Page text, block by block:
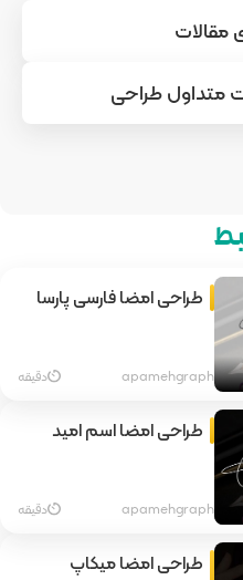
متداول طراحی
طراحی امضا فارسی پارسا
apamehgraph دقیقه
طراحی امضا اسم امید
apamehgraph دقیقه
طراحی امضا میکاپ